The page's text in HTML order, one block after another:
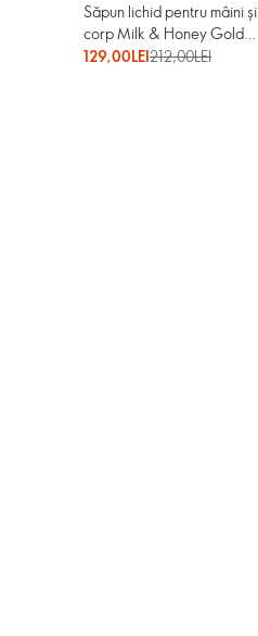
Săpun lichid pentru mâini și
corp Milk & Honey Gold
Majestic Magnolia
129,00LEI212,00LEI